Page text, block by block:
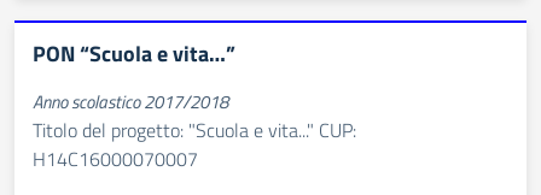
PON “Scuola e vita…”
Anno scolastico 2017/2018
Titolo del progetto: "Scuola e vita..." CUP:
H14C16000070007